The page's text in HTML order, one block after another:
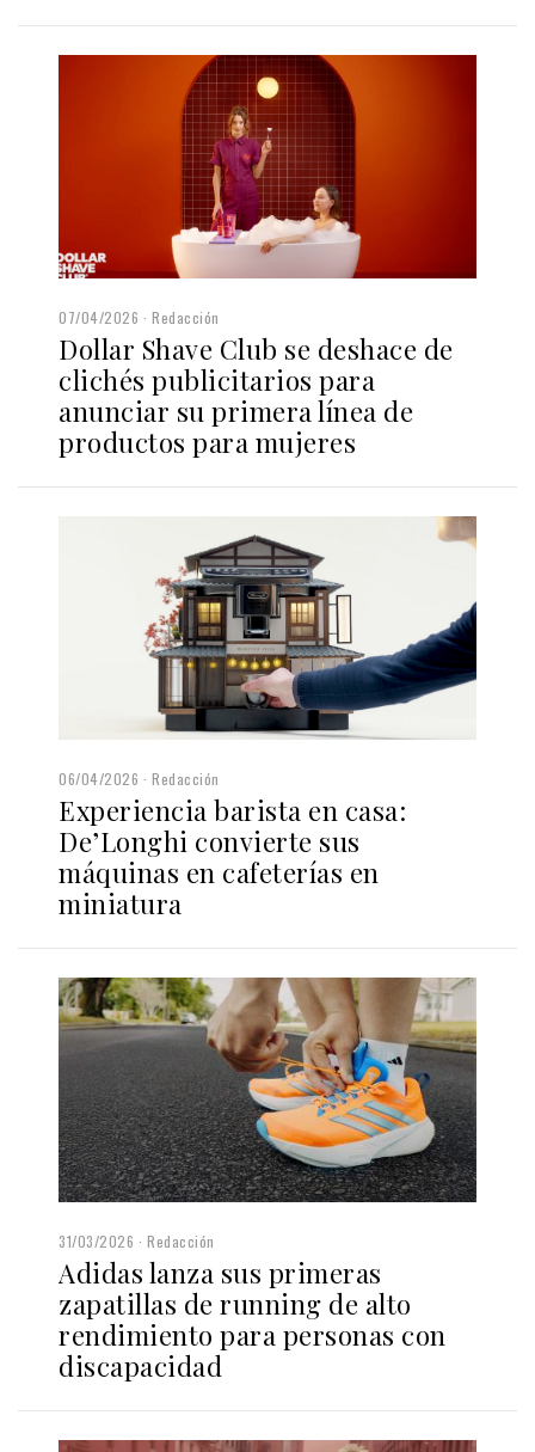
07/04/2026 Redacción
Dollar Shave Club se deshace de
clichés publicitarios para
anunciar su primera línea de
productos para mujeres
06/04/2026 Redacción
Experiencia barista en casa:
De’Longhi convierte sus
máquinas en cafeterías en
miniatura
31/03/2026 Redacción
Adidas lanza sus primeras
zapatillas de running de alto
rendimiento para personas con
discapacidad